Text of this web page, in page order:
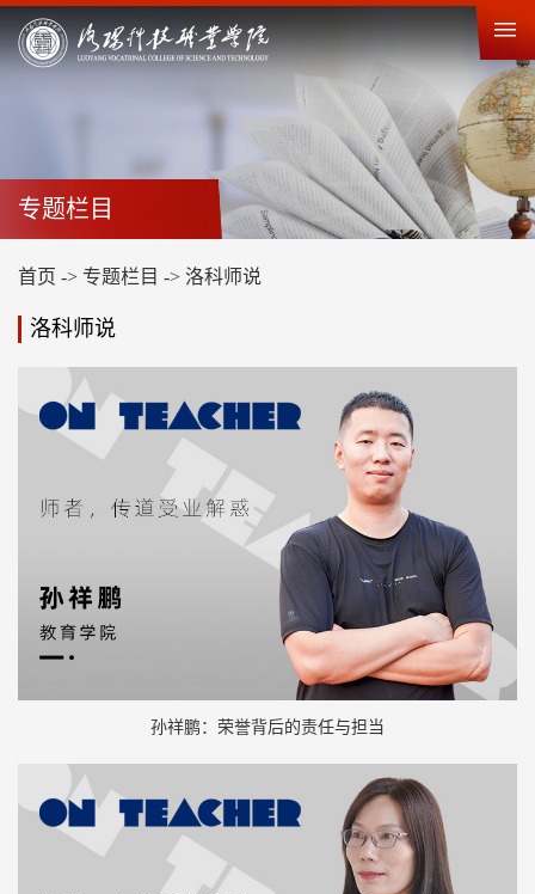
专题栏目
首页 -> 专题栏目 -> 洛科师说
洛科师说
孙祥鹏：荣誉背后的责任与担当